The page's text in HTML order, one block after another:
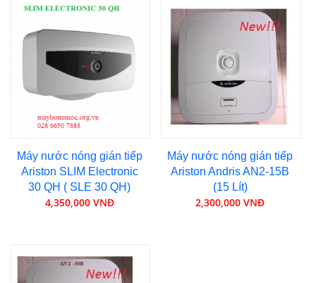
Máy nước nóng gián tiếp
Ariston SLIM Electronic
30 QH ( SLE 30 QH)
4,350,000 VNĐ
Máy nước nóng gián tiếp
Ariston Andris AN2-15B
(15 Lít)
2,300,000 VNĐ